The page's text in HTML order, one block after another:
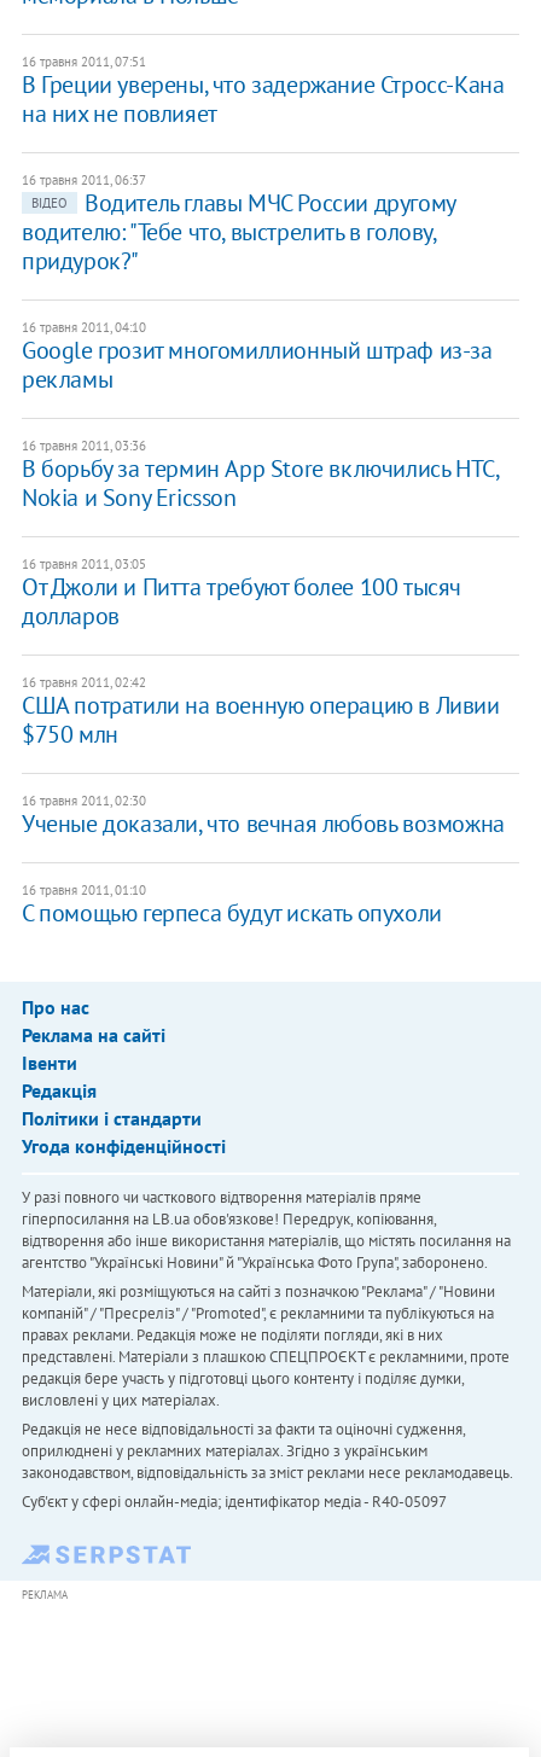
16 травня 2011, 07:51
В Греции уверены, что задержание Стросс-Кана
на них не повлияет
16 травня 2011, 06:37
ВІДЕО
Водитель главы МЧС России другому
водителю: "Тебе что, выстрелить в голову,
придурок?"
16 травня 2011, 04:10
Google грозит многомиллионный штраф из-за
рекламы
16 травня 2011, 03:36
В борьбу за термин App Store включились HTC,
Nokia и Sony Ericsson
16 травня 2011, 03:05
От Джоли и Питта требуют более 100 тысяч
долларов
16 травня 2011, 02:42
США потратили на военную операцию в Ливии
$750 млн
16 травня 2011, 02:30
Ученые доказали, что вечная любовь возможна
16 травня 2011, 01:10
С помощью герпеса будут искать опухоли
Про нас
Реклама на сайті
Івенти
Редакція
Політики і стандарти
Угода конфіденційності
У разі повного чи часткового відтворення матеріалів пряме
гіперпосилання на LB.ua обов'язкове! Передрук, копіювання,
відтворення або інше використання матеріалів, що містять посилання на
агентство "Українськi Новини" й "Українська Фото Група", заборонено.
Матеріали, які розміщуються на сайті з позначкою "Реклама" / "Новини
компаній" / "Пресреліз" / "Promoted", є рекламними та публікуються на
правах реклами. Редакція може не поділяти погляди, які в них
представлені. Матеріали з плашкою СПЕЦПРОЄКТ є рекламними, проте
редакція бере участь у підготовці цього контенту і поділяє думки,
висловлені у цих матеріалах.
Редакція не несе відповідальності за факти та оціночні судження,
оприлюднені у рекламних матеріалах. Згідно з українським
законодавством, відповідальність за зміст реклами несе рекламодавець.
Cуб'єкт у сфері онлайн-медіа; ідентифікатор медіа - R40-05097
РЕКЛАМА